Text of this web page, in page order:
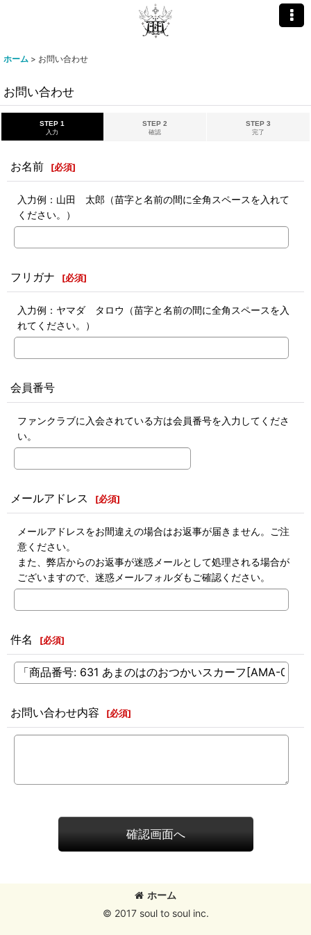
ホーム > お問い合わせ
お問い合わせ
STEP 1
入力
STEP 2
確認
STEP 3
完了
お名前 [必須]
入力例：山田 太郎（苗字と名前の間に全角スペースを入れて
ください。）
フリガナ [必須]
入力例：ヤマダ タロウ（苗字と名前の間に全角スペースを入
れてください。）
会員番号
ファンクラブに入会されている方は会員番号を入力してくださ
い。
メールアドレス [必須]
メールアドレスをお間違えの場合はお返事が届きません。ご注
意ください。
また、弊店からのお返事が迷惑メールとして処理される場合が
ございますので、迷惑メールフォルダもご確認ください。
件名 [必須]
お問い合わせ内容 [必須]
確認画面へ
ホーム
© 2017 soul to soul inc.